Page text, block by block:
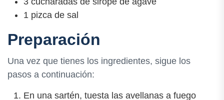
1 pizca de sal
Preparación
Una vez que tienes los ingredientes, sigue los
pasos a continuación:
En una sartén, tuesta las avellanas a fuego